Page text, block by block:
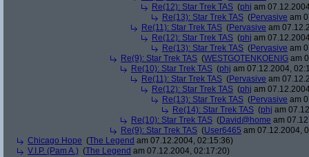
Re(12): Star Trek TAS (phj am
Re(13): Star Trek TAS (Pervasive am
Re(11): Star Trek TAS (Pervasive am
Re(12): Star Trek TAS (phj am
Re(13): Star Trek TAS (Pervasive am
Re(9): Star Trek TAS (WESTGOTENKOENIG am
Re(10): Star Trek TAS (phj am 07.12.2004,
Re(11): Star Trek TAS (Pervasive am
Re(12): Star Trek TAS (phj am
Re(13): Star Trek TAS (Pervasive am
Re(14): Star Trek TAS (phj am
Re(10): Star Trek TAS (David@home am
Re(9): Star Trek TAS (User6465 am 07.12.2004,
Chicago Hope (The Legend am 07.12.2004, 02:15:36)
V.I.P. (Pam A.) (The Legend am 07.12.2004, 02:17:20)